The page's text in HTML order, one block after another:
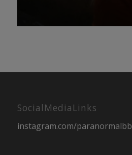
SocialMediaLinks
instagram.com/paranormalbb